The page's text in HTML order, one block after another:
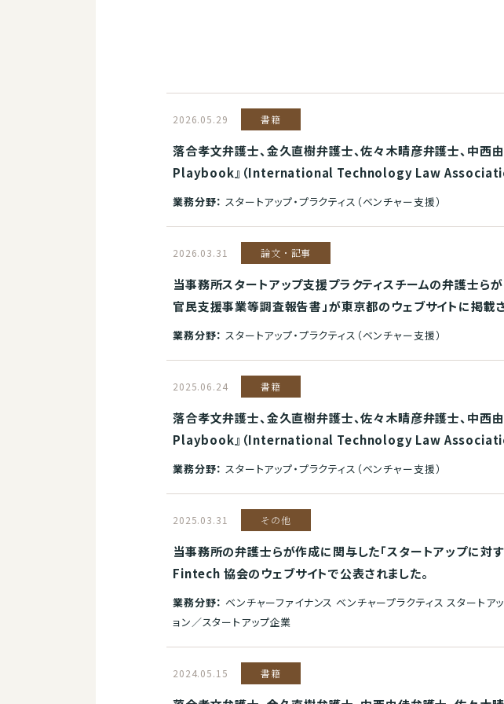
2026.05.29 書籍
落合孝文弁護士、金久直樹弁護士、佐々木晴彦弁護士、中
Playbook』（International Technology Law
業務分野： スタートアップ・プラクティス（ベンチャー支援）
2026.03.31 論文・記事
当事務所スタートアップ支援プラクティスチームの弁護士ら
官民支援事業等調査報告書」が東京都のウェブサイトに掲載さ
業務分野： スタートアップ・プラクティス（ベンチャー支援）
2025.06.24 書籍
落合孝文弁護士、金久直樹弁護士、佐々木晴彦弁護士、中
Playbook』（International Technology Law
業務分野： スタートアップ・プラクティス（ベンチャー支援）
2025.03.31 その他
当事務所の弁護士らが作成に関与した「スタートアップに対
Fintech 協会のウェブサイトで公表されました。
業務分野： ベンチャーファイナンス ベンチャープラクティス スタートア
ョン／スタートアップ企業
2024.05.15 書籍